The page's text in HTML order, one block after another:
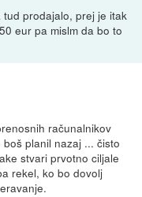
prodajalo, prej je itak
eur pa mislm da bo to
računalnikov
planil nazaj ... čisto
stvari prvotno ciljale
rekel, ko bo dovolj